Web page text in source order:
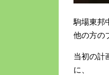
駒場東邦
他の方の
当初の計
に、